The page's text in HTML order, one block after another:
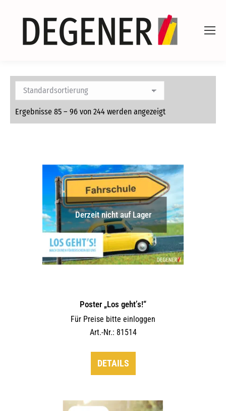
Ergebnisse 85 – 96 von 244 werden angezeigt
Derzeit nicht auf Lager
Poster „Los geht’s!“
Für Preise bitte einloggen
Art.-Nr.: 81514
DETAILS